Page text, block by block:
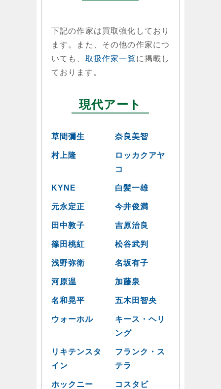
下記の作家は買取強化しており
ます。また、その他の作家につ
いても、 取扱作家一覧 に掲載し
ております。
現代アート
草間彌生 奈良美智
村上隆
ロッカクアヤ
コ
KYNE 白髪一雄
元永定正 今井俊満
田中敦子 吉原治良
篠田桃紅 松谷武判
浅野弥衛 名坂有子
河原温 加藤泉
名和晃平 五木田智央
ウォーホル
キース・ヘリ
ング
リキテンスタ
イン
フランク・ス
テラ
ホックニー コスタビ